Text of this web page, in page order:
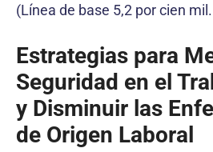
(Línea de base 5,2 por cien
Estrategias para
Seguridad en el
y Disminuir las
de Origen Laboral